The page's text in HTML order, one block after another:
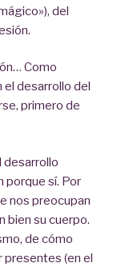
del
Como
desarrollo del
primero de
desarrollo
porque sí. Por
nos preocupan
bien su cuerpo.
de cómo
presentes (en el